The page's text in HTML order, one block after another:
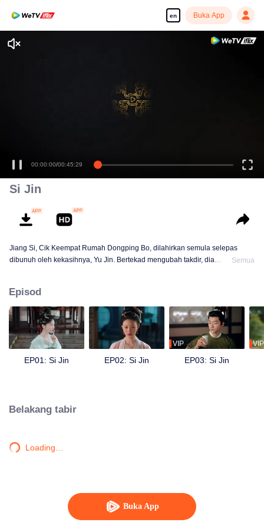
en Buka App
Buka App
00:00:00/00:45:29
Si Jin
Jiang Si, Cik Keempat Rumah Dongping Bo, dilahirkan semula selepas
dibunuh oleh kekasihnya, Yu Jin. Bertekad mengubah takdir, dia
Yu Jin, dan meskipun masa lalu mereka rumit, mereka bekerjasama untuk
menyelamatkan adik-beradiknya serta membersihkan nama ayahnya.
Mengharungi pelbagai rintangan, perasaan Jiang Si terhadap Yu Jin
kembali mekar, dan mereka bersama-sama mempertahankan keamanan
Dinasti Zhou, menjalani kehidupan yang makmur.
Semua
Episod
EP01: Si Jin EP02: Si Jin
VIP
EP03: Si Jin
VIP
Belakang tabir
Loading…